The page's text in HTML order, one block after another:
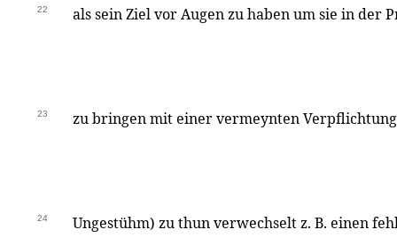
22 als sein Ziel vor Augen zu haben um sie in der
23 zu bringen mit einer vermeynten
24 Ungestühm) zu thun verwechselt z. B. einen